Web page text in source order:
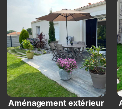
Aménagement extérieur